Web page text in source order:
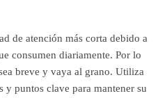
de atención más corta debido a
consumen diariamente. Por lo
breve y vaya al grano. Utiliza
puntos clave para mantener su